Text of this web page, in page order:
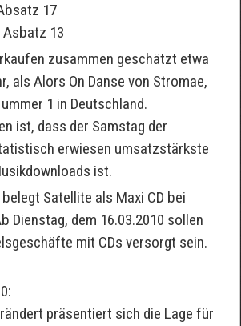
17
Asbatz 13
zusammen geschätzt etwa
als Alors On Danse von Stromae,
1 in Deutschland.
ist, dass der Samstag der
erwiesen umsatzstärkste
ist.
Satellite als Maxi CD bei
Dienstag, dem 16.03.2010 sollen
mit CDs versorgt sein.
präsentiert sich die Lage für